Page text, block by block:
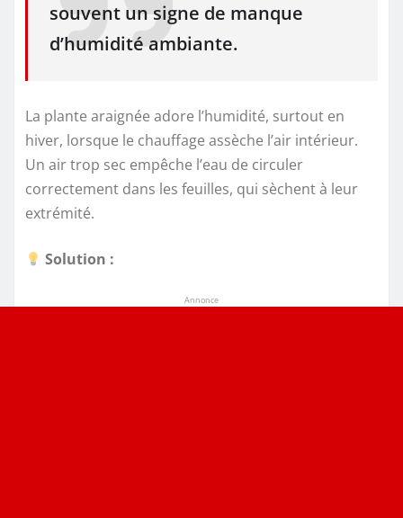
souvent un signe de manque
d’humidité ambiante.
La plante araignée adore l’humidité, surtout en
hiver, lorsque le chauffage assèche l’air intérieur.
Un air trop sec empêche l’eau de circuler
correctement dans les feuilles, qui sèchent à leur
extrémité.
Solution :
Annonce